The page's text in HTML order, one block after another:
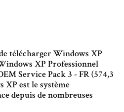
télécharger Windows XP
XP Professionnel
Service Pack 3 - FR (574,3
est le système
depuis de nombreuses